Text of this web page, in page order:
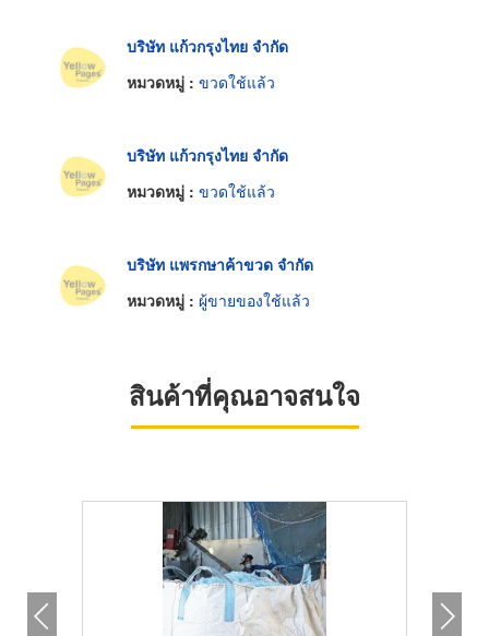
บริษัท แก้วกรุงไทย จำกัด
หมวดหมู่ : ขวดใช้แล้ว
บริษัท แก้วกรุงไทย จำกัด
หมวดหมู่ : ขวดใช้แล้ว
บริษัท แพรกษาค้าขวด จำกัด
หมวดหมู่ : ผู้ขายของใช้แล้ว
สินค้าที่คุณอาจสนใจ